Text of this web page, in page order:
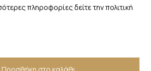
πληροφορίες δείτε την πολιτική
Προσθήκη στο καλάθι